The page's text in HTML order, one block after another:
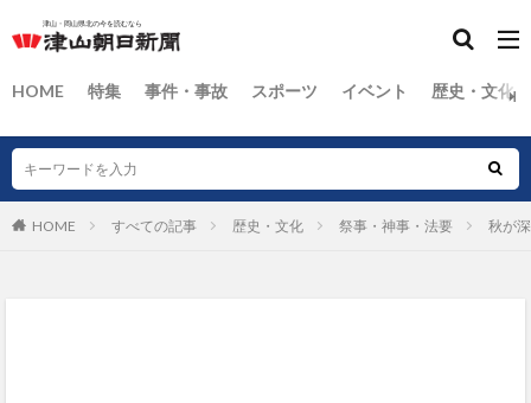
HOME 特集 事件・事故 スポーツ イベント 歴史・文化
HOME すべての記事 歴史・文化 祭事・神事・法要 秋が